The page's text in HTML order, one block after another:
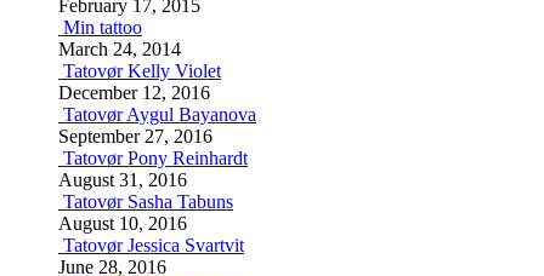
February 17, 2015
Min tattoo
March 24, 2014
Tatovør Kelly Violet
December 12, 2016
Tatovør Aygul Bayanova
September 27, 2016
Tatovør Pony Reinhardt
August 31, 2016
Tatovør Sasha Tabuns
August 10, 2016
Tatovør Jessica Svartvit
June 28, 2016